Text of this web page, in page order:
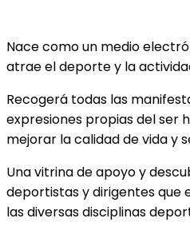
Nace como un medio
atrae el deporte y la
Recogerá todas las
expresiones propias del ser
mejorar la calidad de vida y
Una vitrina de apoyo y
deportistas y dirigentes que
las diversas disciplinas